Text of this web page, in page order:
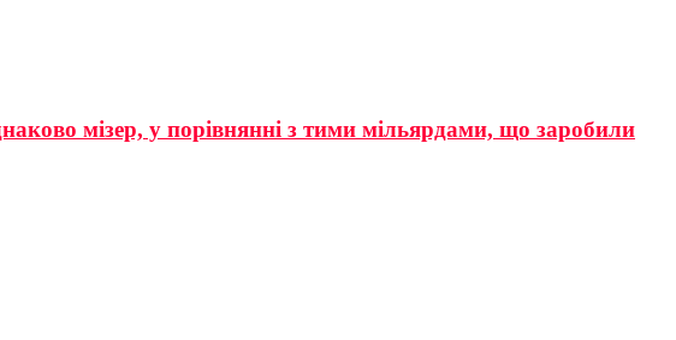
мізер, у порівнянні з тими мільярдами, що заробили